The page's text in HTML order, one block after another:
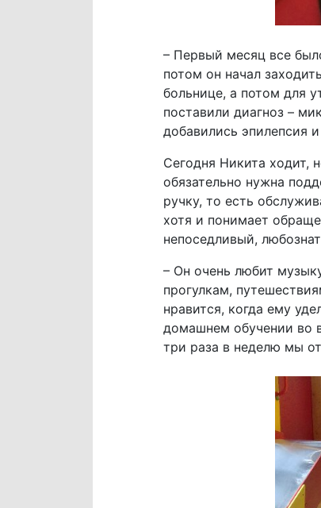
– Первый месяц все
потом он начал
больнице, а потом для
поставили диагноз –
добавились эпилепсия
Сегодня Никита ходит,
обязательно нужна
ручку, то есть
хотя и понимает
непоседливый,
– Он очень любит
прогулкам,
нравится, когда ему
домашнем обучении во
три раза в неделю мы